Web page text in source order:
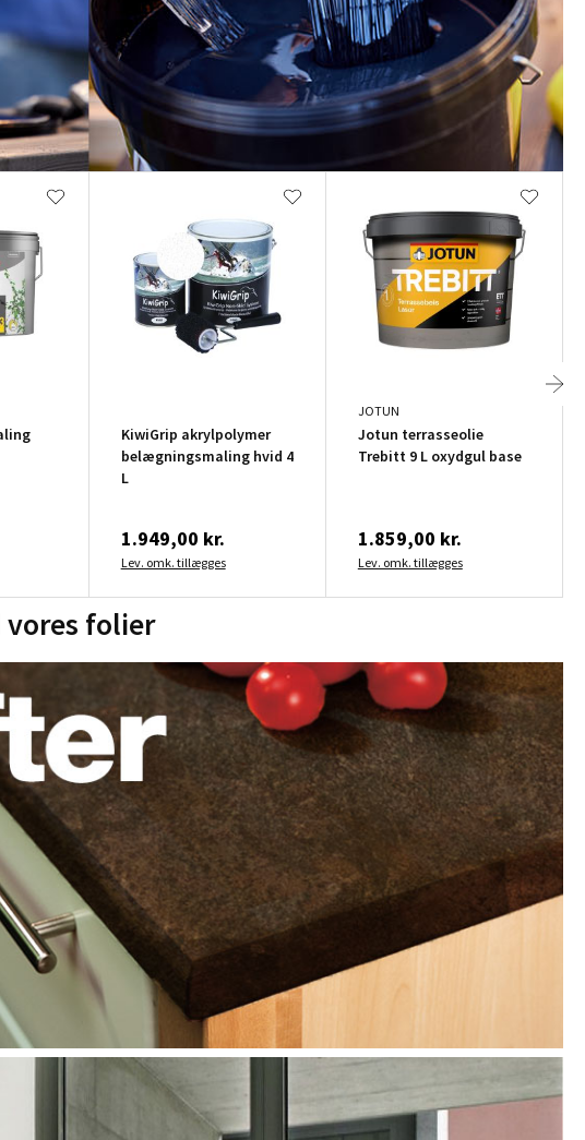
KiwiGrip akrylpolymer
belægningsmaling hvid 4
L
1.949,00 kr.
Lev. omk. tillægges
JOTUN
Jotun terrasseolie
Trebitt 9 L oxydgul base
1.859,00 kr.
Lev. omk. tillægges
folier